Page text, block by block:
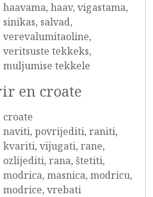
haavama, haav, vigastama,
sinikas, salvad,
verevalumitaoline,
veritsuste tekkeks,
muljumise tekkele
en croate
croate
naviti, povrijediti, raniti,
kvariti, vijugati, rane,
ozlijediti, rana, štetiti,
modrica, masnica, modricu,
modrice, vrebati